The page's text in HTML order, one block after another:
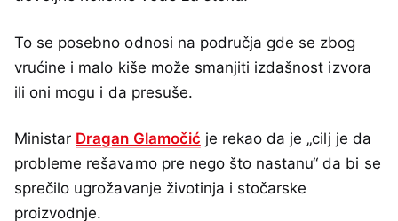
To se posebno odnosi na područja gde se zbog
vrućine i malo kiše može smanjiti izdašnost izvora
ili oni mogu i da presuše.
Ministar Dragan Glamočić je rekao da je „cilj je da
probleme rešavamo pre nego što nastanu“ da bi se
sprečilo ugrožavanje životinja i stočarske
proizvodnje.